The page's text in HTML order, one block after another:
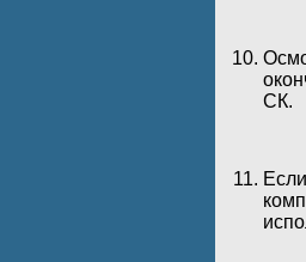
СК.